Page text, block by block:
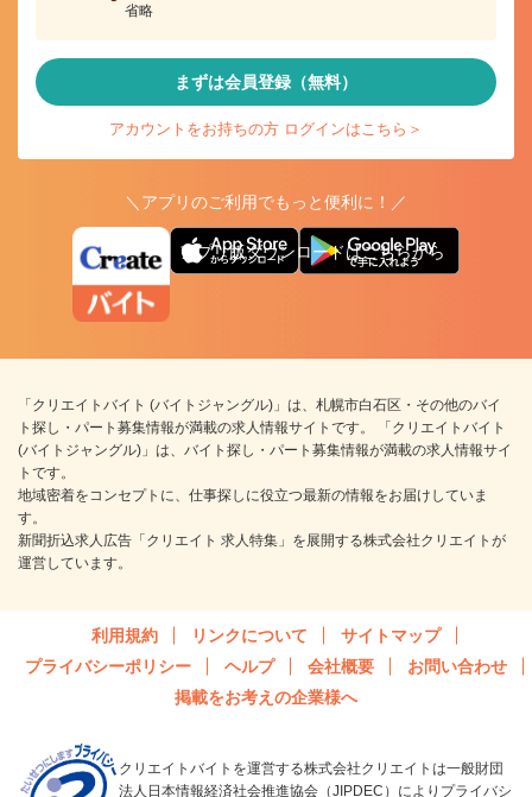
省略
まずは会員登録（無料）
アカウントをお持ちの方 ログインはこちら＞
＼アプリのご利用でもっと便利に！／
アプリ版ダウンロードはこちらから
「クリエイトバイト (バイトジャングル)」は、札幌市白石区・その他のバイ
ト探し・パート募集情報が満載の求人情報サイトです。 「クリエイトバイト
(バイトジャングル)」は、バイト探し・パート募集情報が満載の求人情報サイ
トです。
地域密着をコンセプトに、仕事探しに役立つ最新の情報をお届けしていま
す。
新聞折込求人広告「クリエイト 求人特集」を展開する株式会社クリエイトが
運営しています。
利用規約 リンクについて
サイトマップ
プライバシーポリシー
ヘルプ 会社概要
お問い合わせ
掲載をお考えの企業様へ
クリエイトバイトを運営する株式会社クリエイトは一般財団
法人日本情報経済社会推進協会（JIPDEC）によりプライバシ